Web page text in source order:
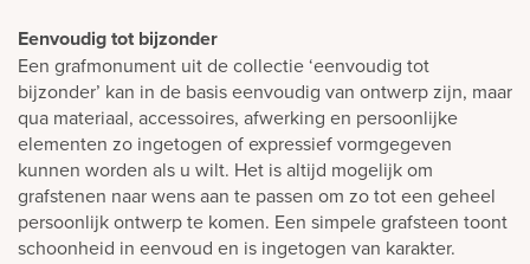
Eenvoudig tot bijzonder
Een grafmonument uit de collectie ‘eenvoudig tot
bijzonder’ kan in de basis eenvoudig van ontwerp zijn, maar
qua materiaal, accessoires, afwerking en persoonlijke
elementen zo ingetogen of expressief vormgegeven
kunnen worden als u wilt. Het is altijd mogelijk om
grafstenen naar wens aan te passen om zo tot een geheel
persoonlijk ontwerp te komen. Een simpele grafsteen toont
schoonheid in eenvoud en is ingetogen van karakter.